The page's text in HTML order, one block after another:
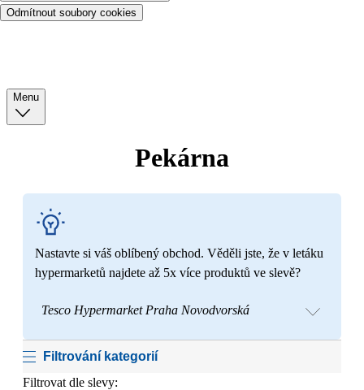
Odmítnout soubory cookies
Menu
Pekárna
Nastavte si váš oblíbený obchod. Věděli jste, že v letáku
hypermarketů najdete až 5x více produktů ve slevě?
Tesco Hypermarket Praha Novodvorská
Filtrování kategorií
Filtrovat dle slevy: